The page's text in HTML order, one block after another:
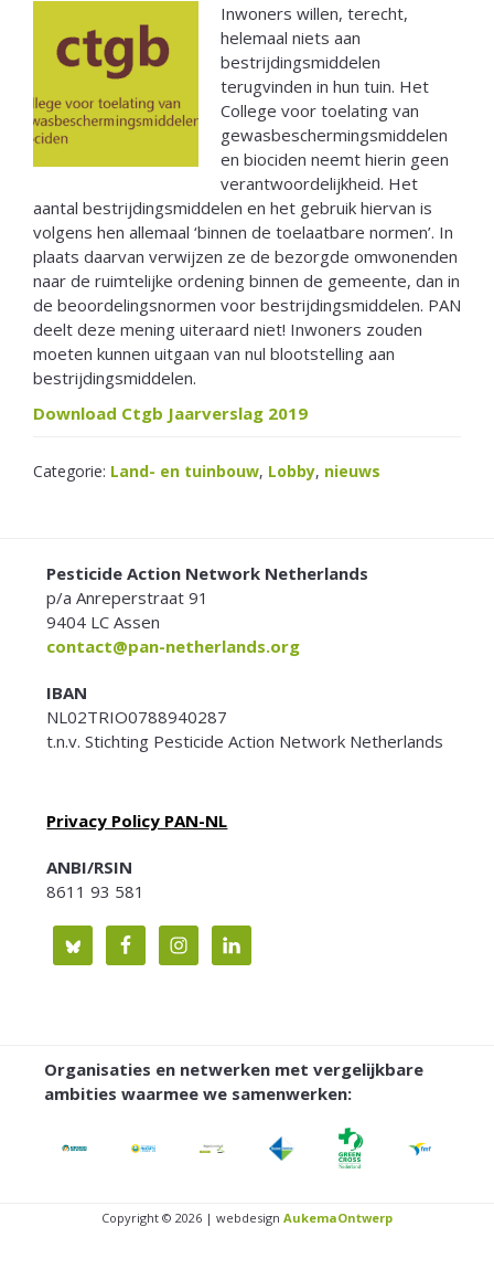
Inwoners willen, terecht,
helemaal niets aan
bestrijdingsmiddelen
terugvinden in hun tuin. Het
College voor toelating van
gewasbeschermingsmiddelen
en biociden neemt hierin geen
verantwoordelijkheid. Het
aantal bestrijdingsmiddelen en het gebruik hiervan is
volgens hen allemaal ‘binnen de toelaatbare normen’. In
plaats daarvan verwijzen ze de bezorgde omwonenden
naar de ruimtelijke ordening binnen de gemeente, dan in
de beoordelingsnormen voor bestrijdingsmiddelen. PAN
deelt deze mening uiteraard niet! Inwoners zouden
moeten kunnen uitgaan van nul blootstelling aan
bestrijdingsmiddelen.
Download Ctgb Jaarverslag 2019
Categorie: Land- en tuinbouw, Lobby, nieuws
FOOTERPesticide Action Network Netherlands
p/a Anreperstraat 91
9404 LC Assen
contact@pan-netherlands.org
IBAN
NL02TRIO0788940287
t.n.v. Stichting Pesticide Action Network Netherlands
Privacy Policy PAN-NL
ANBI/RSIN
8611 93 581
Organisaties en netwerken met vergelijkbare
ambities waarmee we samenwerken:
Copyright © 2026 | webdesign AukemaOntwerp